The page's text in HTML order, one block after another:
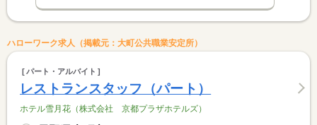
ハローワーク求人（掲載元：大町公共職業安定所）
パート・アルバイト
レストランスタッフ（パート）
ホテル雪月花（株式会社 京都プラザホテルズ）